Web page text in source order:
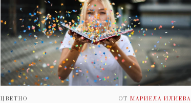
ЦВЕТНО ОТ МАРИЕЛА ИЛИЕВА